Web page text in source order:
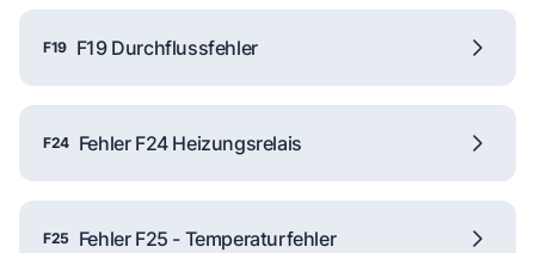
F19 F19 Durchflussfehler
F24 Fehler F24 Heizungsrelais
F25 Fehler F25 - Temperaturfehler